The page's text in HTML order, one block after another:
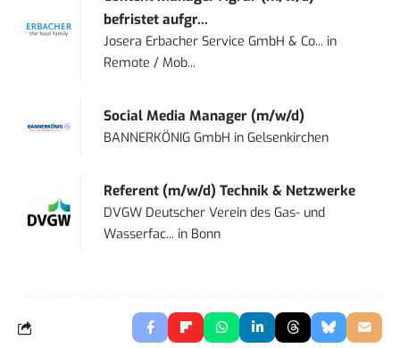
befristet aufgr...
Josera Erbacher Service GmbH & Co... in
Remote / Mob...
Social Media Manager (m/w/d)
BANNERKÖNIG GmbH inGelsenkirchen
Referent (m/w/d) Technik & Netzwerke
DVGW Deutscher Verein des Gas- und
Wasserfac... in Bonn